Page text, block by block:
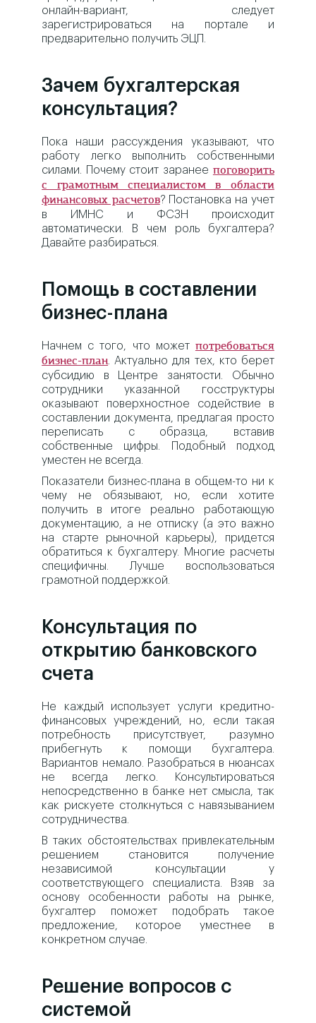
онлайн-вариант, следует
зарегистрироваться на портале и
предварительно получить ЭЦП.
Зачем бухгалтерская
консультация?
Пока наши рассуждения указывают, что
работу легко выполнить собственными
силами. Почему стоит заранее поговорить
с грамотным специалистом в области
финансовых расчетов? Постановка на учет
в ИМНС и ФСЗН происходит
автоматически. В чем роль бухгалтера?
Давайте разбираться.
Помощь в составлении
бизнес-плана
Начнем с того, что может потребоваться
бизнес-план. Актуально для тех, кто берет
субсидию в Центре занятости. Обычно
сотрудники указанной госструктуры
оказывают поверхностное содействие в
составлении документа, предлагая просто
переписать с образца, вставив
собственные цифры. Подобный подход
уместен не всегда.
Показатели бизнес-плана в общем-то ни к
чему не обязывают, но, если хотите
получить в итоге реально работающую
документацию, а не отписку (а это важно
на старте рыночной карьеры), придется
обратиться к бухгалтеру. Многие расчеты
специфичны. Лучше воспользоваться
грамотной поддержкой.
Консультация по
открытию банковского
счета
Не каждый использует услуги кредитно-
финансовых учреждений, но, если такая
потребность присутствует, разумно
прибегнуть к помощи бухгалтера.
Вариантов немало. Разобраться в нюансах
не всегда легко. Консультироваться
непосредственно в банке нет смысла, так
как рискуете столкнуться с навязыванием
сотрудничества.
В таких обстоятельствах привлекательным
решением становится получение
независимой консультации у
соответствующего специалиста. Взяв за
основу особенности работы на рынке,
бухгалтер поможет подобрать такое
предложение, которое уместнее в
конкретном случае.
Решение вопросов с
системой